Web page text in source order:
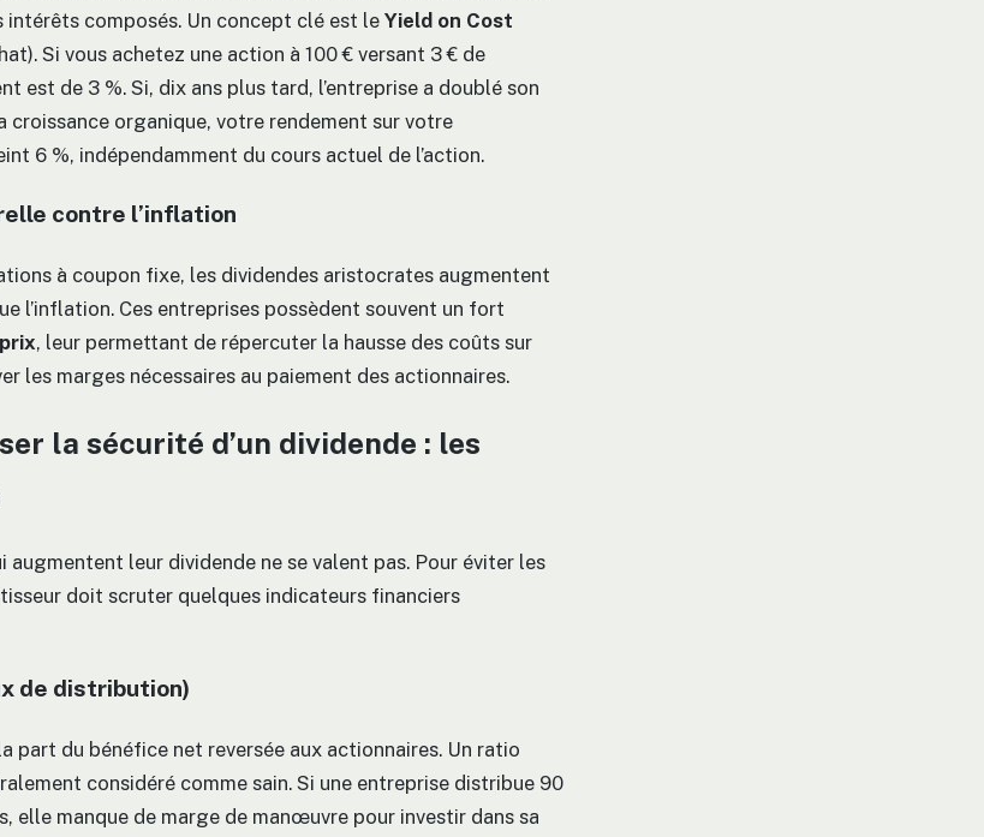
intérêts composés. Un concept clé est le Yield on Cost
Si vous achetez une action à 100 € versant 3 € de
est de 3 %. Si, dix ans plus tard, l’entreprise a doublé son
croissance organique, votre rendement sur votre
6 %, indépendamment du cours actuel de l’action.
contre l’inflation
à coupon fixe, les dividendes aristocrates augmentent
l’inflation. Ces entreprises possèdent souvent un fort
, leur permettant de répercuter la hausse des coûts sur
les marges nécessaires au paiement des actionnaires.
la sécurité d’un dividende : les
augmentent leur dividende ne se valent pas. Pour éviter les
doit scruter quelques indicateurs financiers
de distribution)
part du bénéfice net reversée aux actionnaires. Un ratio
considéré comme sain. Si une entreprise distribue 90
elle manque de marge de manœuvre pour investir dans sa